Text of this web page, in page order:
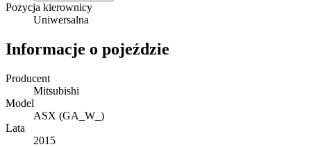
Pozycja kierownicy
Uniwersalna
Informacje o pojeździe
Producent
Mitsubishi
Model
ASX (GA_W_)
Lata
2015